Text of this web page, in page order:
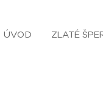
ÚVOD ZLATÉ